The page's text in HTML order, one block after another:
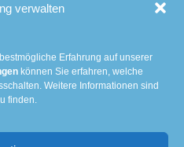
verwalten
Erfahrung auf unserer
können Sie erfahren, welche
Weitere Informationen sind
finden.
Straße 7
– 36114611